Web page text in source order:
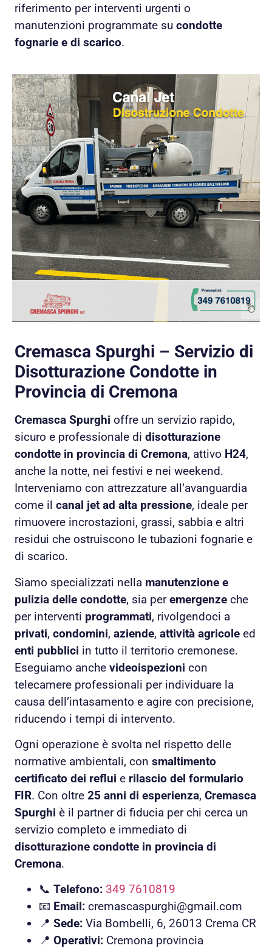
riferimento per interventi urgenti o
manutenzioni programmate su condotte
fognarie e di scarico.
Cremasca Spurghi – Servizio di
Disotturazione Condotte in
Provincia di Cremona
Cremasca Spurghi offre un servizio rapido,
sicuro e professionale di disotturazione
condotte in provincia di Cremona, attivo H24,
anche la notte, nei festivi e nei weekend.
Interveniamo con attrezzature all’avanguardia
come il canal jet ad alta pressione, ideale per
rimuovere incrostazioni, grassi, sabbia e altri
residui che ostruiscono le tubazioni fognarie e
di scarico.
Siamo specializzati nella manutenzione e
pulizia delle condotte, sia peremergenze che
per interventi programmati, rivolgendoci a
privati, condomini, aziende, attività agricole ed
enti pubblici in tutto il territorio cremonese.
Eseguiamo anche videoispezioni con
telecamere professionali per individuare la
causa dell’intasamento e agire con precisione,
riducendo i tempi di intervento.
Ogni operazione è svolta nel rispetto delle
normative ambientali, con smaltimento
certificato dei reflui e rilascio del formulario
FIR. Con oltre 25 anni di esperienza, Cremasca
Spurghi è il partner di fiducia per chi cerca un
servizio completo e immediato di
disotturazione condotte in provincia di
Cremona.
📞 Telefono: 349 7610819
📧 Email: cremascaspurghi@gmail.com
📍 Sede: Via Bombelli, 6, 26013 Crema CR
📍 Operativi: Cremona provincia